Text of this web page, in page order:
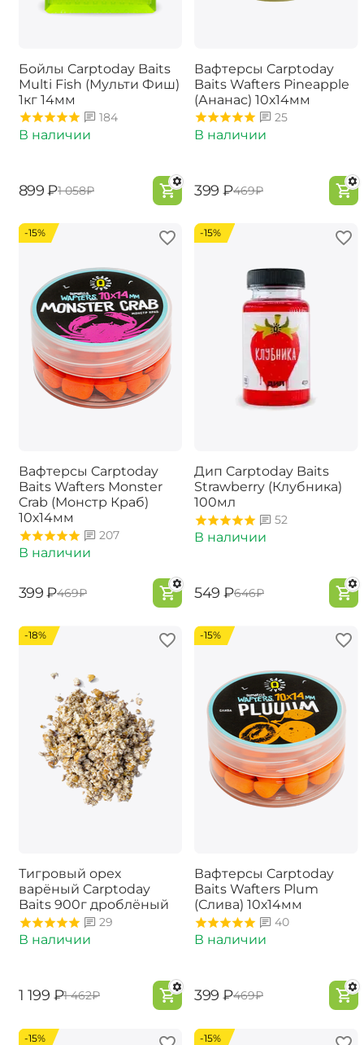
Бойлы Carptoday Baits
Multi Fish (Мульти Фиш)
1кг 14мм
184
В наличии
‍899‍ ₽‍1 058‍₽
Вафтерсы Carptoday
Baits Wafters Pineapple
(Ананас) 10х14мм
25
В наличии
‍399‍ ₽‍469‍₽
-15%
Вафтерсы Carptoday
Baits Wafters Monster
Crab (Монстр Краб)
10х14мм
207
В наличии
‍399‍ ₽‍469‍₽
-15%
Дип Carptoday Baits
Strawberry (Клубника)
100мл
52
В наличии
‍549‍ ₽‍646‍₽
-18%
Тигровый орех
варёный Carptoday
Baits 900г дроблёный
29
В наличии
‍1 199‍ ₽‍1 462‍₽
-15%
Вафтерсы Carptoday
Baits Wafters Plum
(Слива) 10х14мм
40
В наличии
‍399‍ ₽‍469‍₽
-15% -15%